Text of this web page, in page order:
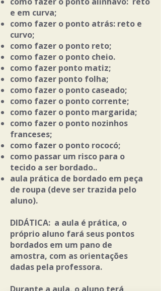
e em curva;
​como fazer o ponto atrás: reto e
curvo;
como fazer o ponto reto;
como fazer o ponto cheio.
como fazer ponto matiz;
como fazer ponto folha;
como fazer o ponto caseado;
como fazer o ponto corrente;
como fazer o ponto margarida;
como fazer o ponto nozinhos
franceses;
como fazer o ponto rococó;
como passar um risco para o
tecido a ser bordado..
aula prática de bordado em peça
de roupa (deve ser trazida pelo
aluno).
DIDÁTICA: a aula é prática, o
próprio aluno fará seus pontos
bordados em um pano de
amostra, com as orientações
dadas pela professora.